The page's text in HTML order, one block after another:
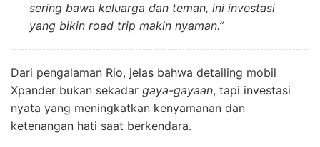
sering bawa keluarga dan teman, ini investasi
yang bikin road trip makin nyaman.”
Dari pengalaman Rio, jelas bahwa detailing mobil
Xpander bukan sekadar gaya-gayaan, tapi investasi
nyata yang meningkatkan kenyamanan dan
ketenangan hati saat berkendara.